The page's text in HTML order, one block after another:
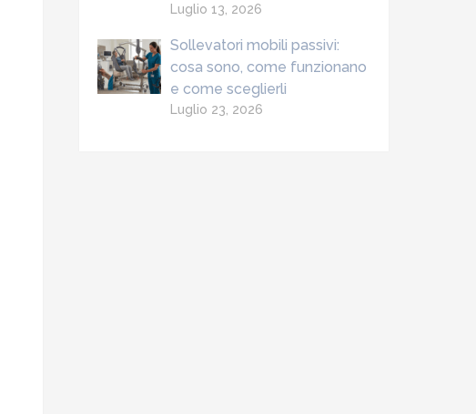
Luglio 13, 2026
Sollevatori mobili passivi:
cosa sono, come funzionano
e come sceglierli
Luglio 23, 2026